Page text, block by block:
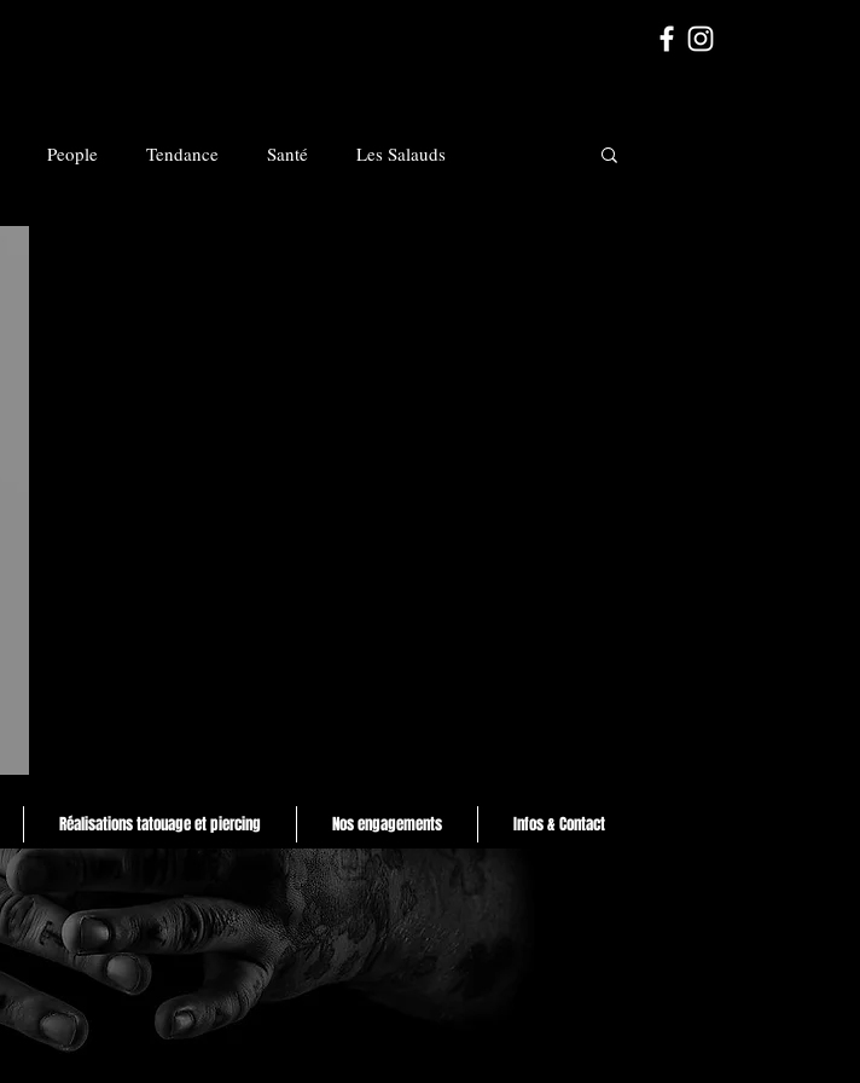
People Tendance Santé Les Salauds
Réalisations tatouage et piercing Nos engagements Infos & Contact